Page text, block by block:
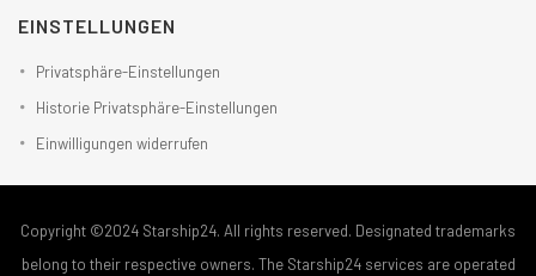
EINSTELLUNGEN
Privatsphäre-Einstellungen
Historie Privatsphäre-Einstellungen
Einwilligungen widerrufen
Copyright ©2024 Starship24. All rights reserved. Designated trademarks
belong to their respective owners. The Starship24 services are operated